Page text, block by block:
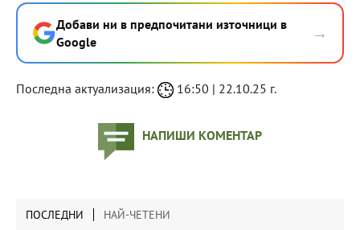
Добави ни в предпочитани източници в
Google
→
Последна актуализация: 16:50 | 22.10.25 г.
НАПИШИ КОМЕНТАР
ПОСЛЕДНИ НАЙ-ЧЕТЕНИ